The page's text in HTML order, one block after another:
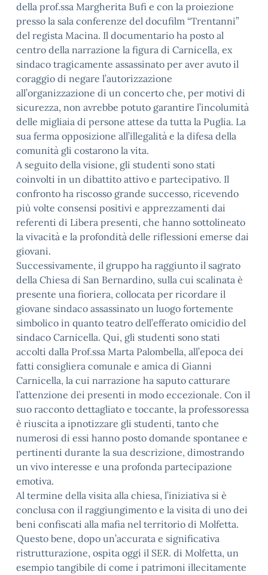
della prof.ssa Margherita Bufi e con la proiezione
presso la sala conferenze del docufilm “Trentanni”
del regista Macina. Il documentario ha posto al
centro della narrazione la figura di Carnicella, ex
sindaco tragicamente assassinato per aver avuto il
coraggio di negare l’autorizzazione
all’organizzazione di un concerto che, per motivi di
sicurezza, non avrebbe potuto garantire l’incolumità
delle migliaia di persone attese da tutta la Puglia. La
sua ferma opposizione all’illegalità e la difesa della
comunità gli costarono la vita.
A seguito della visione, gli studenti sono stati
coinvolti in un dibattito attivo e partecipativo. Il
confronto ha riscosso grande successo, ricevendo
più volte consensi positivi e apprezzamenti dai
referenti di Libera presenti, che hanno sottolineato
la vivacità e la profondità delle riflessioni emerse dai
giovani.
Successivamente, il gruppo ha raggiunto il sagrato
della Chiesa di San Bernardino, sulla cui scalinata è
presente una fioriera, collocata per ricordare il
giovane sindaco assassinato un luogo fortemente
simbolico in quanto teatro dell’efferato omicidio del
sindaco Carnicella. Qui, gli studenti sono stati
accolti dalla Prof.ssa Marta Palombella, all’epoca dei
fatti consigliera comunale e amica di Gianni
Carnicella, la cui narrazione ha saputo catturare
l’attenzione dei presenti in modo eccezionale. Con il
suo racconto dettagliato e toccante, la professoressa
è riuscita a ipnotizzare gli studenti, tanto che
numerosi di essi hanno posto domande spontanee e
pertinenti durante la sua descrizione, dimostrando
un vivo interesse e una profonda partecipazione
emotiva.
Al termine della visita alla chiesa, l’iniziativa si è
conclusa con il raggiungimento e la visita di uno dei
beni confiscati alla mafia nel territorio di Molfetta.
Questo bene, dopo un’accurata e significativa
ristrutturazione, ospita oggi il SER. di Molfetta, un
esempio tangibile di come i patrimoni illecitamente